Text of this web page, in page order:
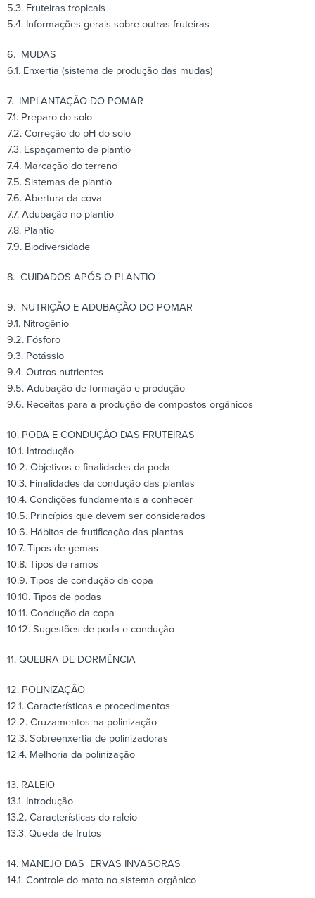
5.3. Fruteiras tropicais
5.4. Informações gerais sobre outras fruteiras
6. MUDAS
6.1. Enxertia (sistema de produção das mudas)
7. IMPLANTAÇÃO DO POMAR
7.1. Preparo do solo
7.2. Correção do pH do solo
7.3. Espaçamento de plantio
7.4. Marcação do terreno
7.5. Sistemas de plantio
7.6. Abertura da cova
7.7. Adubação no plantio
7.8. Plantio
7.9. Biodiversidade
8. CUIDADOS APÓS O PLANTIO
9. NUTRIÇÃO E ADUBAÇÃO DO POMAR
9.1. Nitrogênio
9.2. Fósforo
9.3. Potássio
9.4. Outros nutrientes
9.5. Adubação de formação e produção
9.6. Receitas para a produção de compostos orgânicos
10. PODA E CONDUÇÃO DAS FRUTEIRAS
10.1. Introdução
10.2. Objetivos e finalidades da poda
10.3. Finalidades da condução das plantas
10.4. Condições fundamentais a conhecer
10.5. Princípios que devem ser considerados
10.6. Hábitos de frutificação das plantas
10.7. Tipos de gemas
10.8. Tipos de ramos
10.9. Tipos de condução da copa
10.10. Tipos de podas
10.11. Condução da copa
10.12. Sugestões de poda e condução
11. QUEBRA DE DORMÊNCIA
12. POLINIZAÇÃO
12.1. Características e procedimentos
12.2. Cruzamentos na polinização
12.3. Sobreenxertia de polinizadoras
12.4. Melhoria da polinização
13. RALEIO
13.1. Introdução
13.2. Características do raleio
13.3. Queda de frutos
14. MANEJO DAS ERVAS INVASORAS
14.1. Controle do mato no sistema orgânico